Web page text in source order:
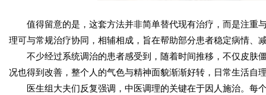
值得留意的是，这套方法并非简单替代现有治疗，而是注重
理可与常规治疗协同，相辅相成，旨在帮助部分患者稳定病情、
不少经过系统调治的患者感受到，随着时间推移，不仅皮肤
况也得到改善，整个人的气色与精神面貌渐渐好转，日常生活自
医生组大夫们反复强调，中医调理的关键在于因人施治。每